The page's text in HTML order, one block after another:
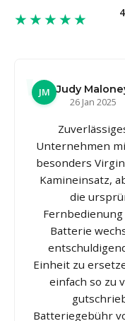
★★★★★
JM Judy
26 Jan 2025
Unternehmen
besonders
Kamineinsatz,
die
Batterie
Einheit zu
einfach so zu
Batteriegebühr